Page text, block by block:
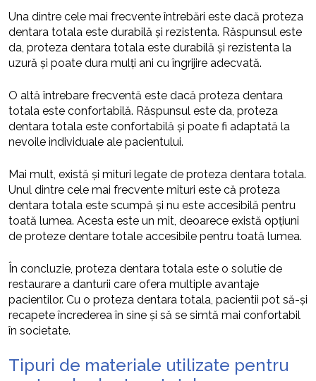
Una dintre cele mai frecvente întrebări este dacă proteza
dentara totala este durabilă și rezistenta. Răspunsul este
da, proteza dentara totala este durabilă și rezistenta la
uzură și poate dura mulți ani cu îngrijire adecvată.
O altă întrebare frecventă este dacă proteza dentara
totala este confortabilă. Răspunsul este da, proteza
dentara totala este confortabilă și poate fi adaptată la
nevoile individuale ale pacientului.
Mai mult, există și mituri legate de proteza dentara totala.
Unul dintre cele mai frecvente mituri este că proteza
dentara totala este scumpă și nu este accesibilă pentru
toată lumea. Acesta este un mit, deoarece există opțiuni
de proteze dentare totale accesibile pentru toată lumea.
În concluzie, proteza dentara totala este o solutie de
restaurare a danturii care ofera multiple avantaje
pacientilor. Cu o proteza dentara totala, pacientii pot să-și
recapete încrederea în sine și să se simtă mai confortabil
în societate.
Tipuri de materiale utilizate pentru